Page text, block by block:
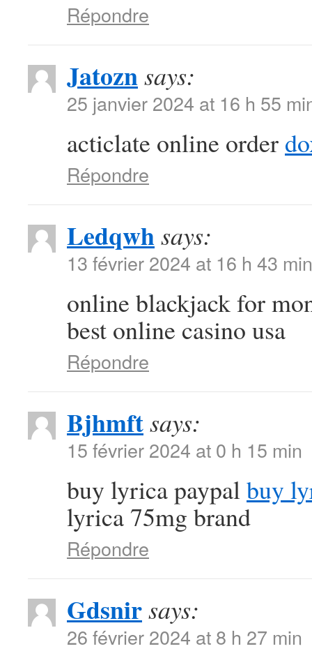
Répondre
Jatoznsays:
25 janvier 2024 at 16 h 55
acticlate online order
Répondre
Ledqwhsays:
13 février 2024 at 16 h 43 min
online blackjack for
best online casino usa
Répondre
Bjhmftsays:
15 février 2024 at 0 h 15 min
buy lyrica paypalbuy
lyrica 75mg brand
Répondre
Gdsnirsays:
26 février 2024 at 8 h 27 min